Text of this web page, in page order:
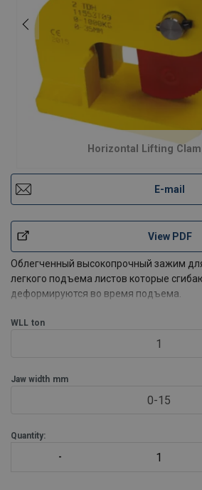
Horizontal Lifting
E-mail
View PDF
Облегченный высокопрочный зажим
легкого подъема листов которые
деформируются во время подъема.
Горизонтальный захват TDH должен
WLL ton
1
Jaw width mm
0-15
Quantity: